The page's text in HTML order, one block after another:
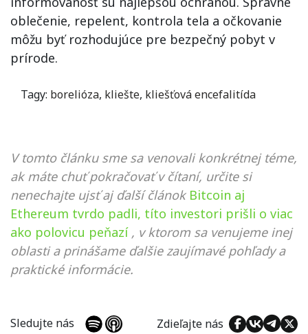
oblečenie, repelent, kontrola tela a očkovanie
môžu byť rozhodujúce pre bezpečný pobyt v
prírode.
Tagy: borelióza, kliešte, kliešťová encefalitída
V tomto článku sme sa venovali konkrétnej téme,
ak máte chuť pokračovať v čítaní, určite si
nenechajte ujsť aj ďalší článok Bitcoin aj
Ethereum tvrdo padli, títo investori prišli o viac
ako polovicu peňazí , v ktorom sa venujeme inej
oblasti a prinášame ďalšie zaujímavé pohľady a
praktické informácie.
Sledujte nás Zdieľajte nás